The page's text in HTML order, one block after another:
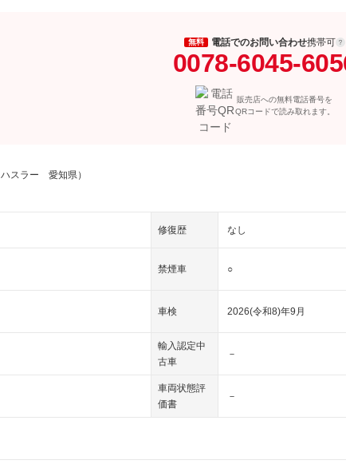
無料 電話でのお問い合わせ携帯可
0078-6045-
販売店への無料電話番号を
QRコードで読み取れます。
ハスラー 愛知県）
修復歴 なし
禁煙車 ○
車検 2026(令和8)年9月
輸入認定中
古車
－
車両状態評
価書
－